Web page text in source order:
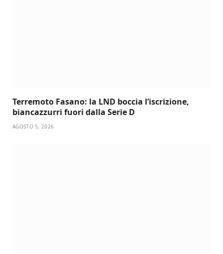
Terremoto Fasano: la LND boccia l’iscrizione,
biancazzurri fuori dalla Serie D
AGOSTO 5, 2026